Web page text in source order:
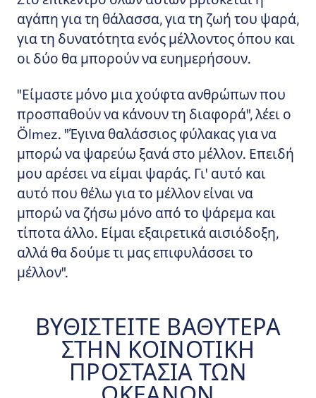
αγάπη για τη θάλασσα, για τη ζωή του ψαρά,
για τη δυνατότητα ενός μέλλοντος όπου και
οι δύο θα μπορούν να ευημερήσουν.
"Είμαστε μόνο μια χούφτα ανθρώπων που
προσπαθούν να κάνουν τη διαφορά", λέει ο
Ölmez. "Έγινα θαλάσσιος φύλακας για να
μπορώ να ψαρεύω ξανά στο μέλλον. Επειδή
μου αρέσει να είμαι ψαράς. Γι' αυτό και
αυτό που θέλω για το μέλλον είναι να
μπορώ να ζήσω μόνο από το ψάρεμα και
τίποτα άλλο. Είμαι εξαιρετικά αισιόδοξη,
αλλά θα δούμε τι μας επιφυλάσσει το
μέλλον".
ΒΥΘΙΣΤΕΊΤΕ ΒΑΘΎΤΕΡΑ
ΣΤΗΝ ΚΟΙΝΟΤΙΚΉ
ΠΡΟΣΤΑΣΊΑ ΤΩΝ